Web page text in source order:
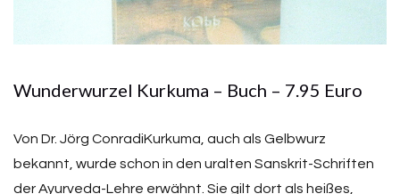
Wunderwurzel Kurkuma – Buch – 7.95 Euro
Von Dr. Jörg ConradiKurkuma, auch als Gelbwurz
bekannt, wurde schon in den uralten Sanskrit-Schriften
der Ayurveda-Lehre erwähnt. Sie gilt dort als heißes,